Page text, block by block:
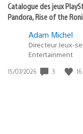
Catalogue des jeux
Pandora, Rise of the
Adam Michel
Directeur Jeux-
Entertainment
Date
15/07/2026 3 16